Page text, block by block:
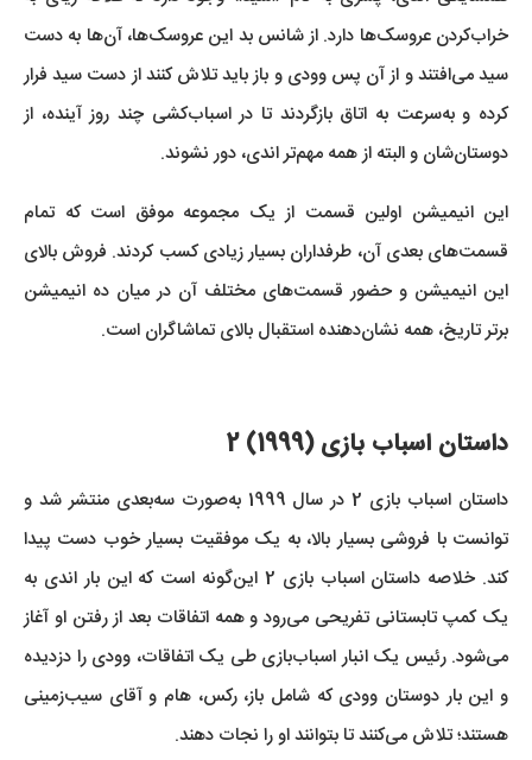
خراب‌کردن عروسک‌ها دارد. از شانس بد این عروسک‌ها، آن‌ها به دست
سید می‌افتند و از آن پس وودی و باز باید تلاش کنند از دست سید فرار
کرده و به‌سرعت به اتاق بازگردند تا در اسباب‌کشی چند روز آینده، از
دوستان‌شان و البته از همه مهم‌تر اندی، دور نشوند.
این انیمیشن اولین قسمت از یک مجموعه موفق است که تمام
قسمت‌های بعدی آن، طرفداران بسیار زیادی کسب کردند. فروش بالای
این انیمیشن و حضور قسمت‌های مختلف آن در میان ده انیمیشن
برتر تاریخ، همه نشان‌دهنده استقبال بالای تماشاگران است.
داستان اسباب بازی (1999) 2
داستان اسباب بازی 2 در سال 1999 به‌صورت سه‌بعدی منتشر شد و
توانست با فروشی بسیار بالا، به یک موفقیت بسیار خوب دست پیدا
کند. خلاصه داستان اسباب بازی 2 این‌گونه است که این بار اندی به
یک کمپ تابستانی تفریحی می‌رود و همه اتفاقات بعد از رفتن او آغاز
می‌شود. رئیس یک انبار اسباب‌بازی طی یک اتفاقات، وودی را دزدیده
و این بار دوستان وودی که شامل باز، رکس، هام و آقای سیب‌زمینی
هستند؛ تلاش می‌کنند تا بتوانند او را نجات دهند.